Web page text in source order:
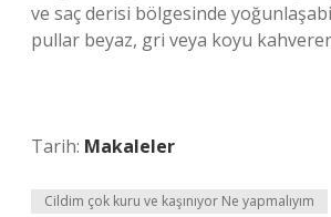
ve saç derisi bölgesinde
pullar beyaz, gri veya koyu
Tarih: Makaleler
Cildim çok kuru ve kaşınıyor Ne yapmalıyım